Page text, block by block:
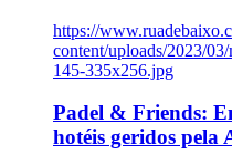
https://
content/uploads/2023/
145-335x256.jpg
Padel & Friends:
hotéis geridos